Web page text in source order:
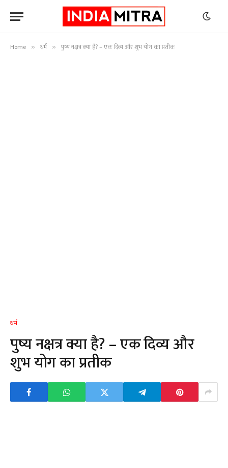
Home » धर्म » पुष्य नक्षत्र क्या है? – एक दिव्य और शुभ योग का प्रतीक
धर्म
पुष्य नक्षत्र क्या है? – एक दिव्य और
शुभ योग का प्रतीक